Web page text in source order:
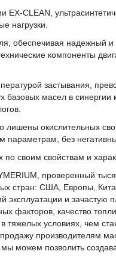
CLEAN,
нагрузки.
обеспечивая
компоненты
застывания,
масел в
окислительных
без
своим свойствам и
проверенный
стран: США, Европы,
и зачастую
факторов, качество
тяжелых условиях, чем
производителям
можем позволить